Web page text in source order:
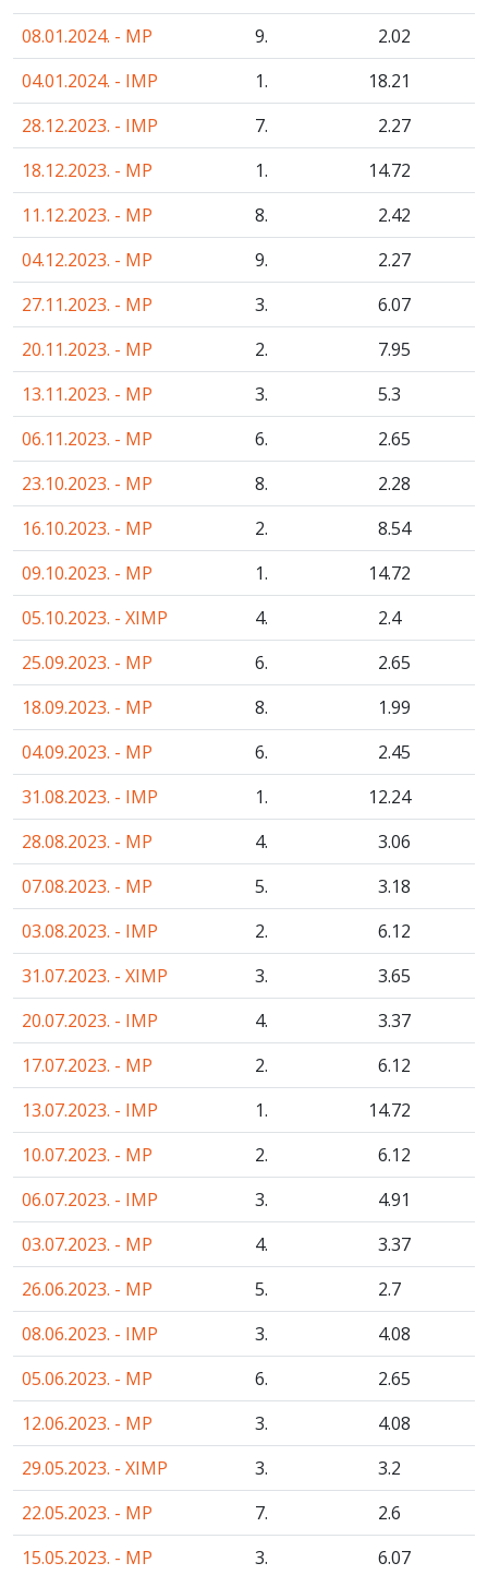
08.01.2024. - MP
9. 2.02
04.01.2024. - IMP
1. 18.21
28.12.2023. - IMP
7. 2.27
18.12.2023. - MP
1. 14.72
11.12.2023. - MP
8. 2.42
04.12.2023. - MP
9. 2.27
27.11.2023. - MP
3. 6.07
20.11.2023. - MP
2. 7.95
13.11.2023. - MP
3. 5.3
06.11.2023. - MP
6. 2.65
23.10.2023. - MP
8. 2.28
16.10.2023. - MP
2. 8.54
09.10.2023. - MP
1. 14.72
05.10.2023. - XIMP
4. 2.4
25.09.2023. - MP
6. 2.65
18.09.2023. - MP
8. 1.99
04.09.2023. - MP
6. 2.45
31.08.2023. - IMP
1. 12.24
28.08.2023. - MP
4. 3.06
07.08.2023. - MP
5. 3.18
03.08.2023. - IMP
2. 6.12
31.07.2023. - XIMP
3. 3.65
20.07.2023. - IMP
4. 3.37
17.07.2023. - MP
2. 6.12
13.07.2023. - IMP
1. 14.72
10.07.2023. - MP
2. 6.12
06.07.2023. - IMP
3. 4.91
03.07.2023. - MP
4. 3.37
26.06.2023. - MP
5. 2.7
08.06.2023. - IMP
3. 4.08
05.06.2023. - MP
6. 2.65
12.06.2023. - MP
3. 4.08
29.05.2023. - XIMP
3. 3.2
22.05.2023. - MP
7. 2.6
15.05.2023. - MP
3. 6.07